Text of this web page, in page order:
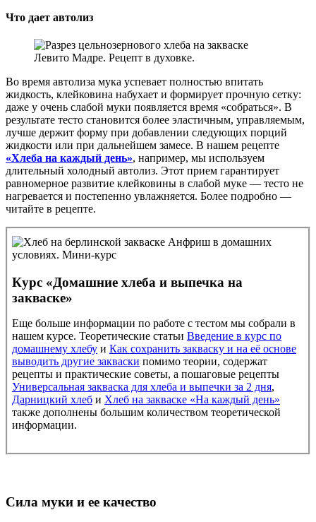
Что дает автолиз
Во время автолиза мука успевает полностью впитать
жидкость, клейковина набухает и формирует прочную сетку:
даже у очень слабой муки появляется время «собраться». В
результате тесто становится более эластичным, управляемым,
лучше держит форму при добавлении следующих порций
жидкости или при дальнейшем замесе. В нашем рецепте
«Хлеба на каждый день», например, мы используем
длительный холодный автолиз. Этот прием гарантирует
равномерное развитие клейковины в слабой муке — тесто не
нагревается и постепенно увлажняется. Более подробно —
читайте в рецепте.
Курс «Домашние хлеба и выпечка на
закваске»
Еще больше информации по работе с тестом мы собрали в
нашем курсе. Теоретические статьи Введение в курс по
домашнему хлебу и Как сохранить закваску и на её основе
выводить другие закваски помимо теории, содержат
рецепты и практические советы, а пошаговые рецепты
Универсальная закваска для хлеба и выпечки за 2 дня,
Дарницкий хлеб и Хлеб на закваске «На каждый день»
также дополнены большим количеством теоретической
информации.
Сила муки и ее качество